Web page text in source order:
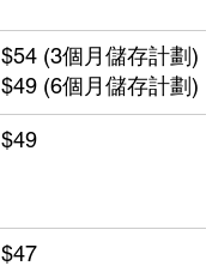
$54 (3個月儲存計劃)
$49 (6個月儲存計劃)
$49
$47